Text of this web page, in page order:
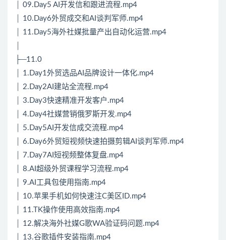
│ 09.Day5 AI开发信和跟进流程.mp4
│ 10.Day6外贸成交和AI谈判军师.mp4
│ 11.Day5海外社媒批量产出自动化运营.mp4
├─11.0
│ 1.Day1外贸选品AI品牌设计一体化.mp4
│ 2.Day2AI建站全流程.mp4
│ 3.Day3快速精准开发客户.mp4
│ 4.Day4社媒营销俄罗斯开发.mp4
│ 5.Day5AI开发信成交流程.mp4
│ 6.Day6外贸短视频快速拍摄剪辑AI谈判军师.mp4
│ 7.Day7AI短视频整体复盘.mp4
│ 8.AI超级外贸课程学习流程.mp4
│ 9.AI工具包使用指南.mp4
│ 10.苹果手机如何快速注C美区ID.mp4
│ 11.TK操作使用高效指南.mp4
│ 12.解决海外社媒G歌WA验证码问题.mp4
│ 13.谷歌插件安装指南.mp4